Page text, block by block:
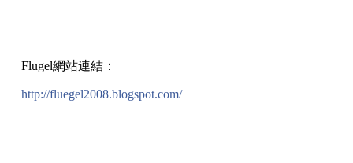
Flugel網站連結：
http://fluegel2008.blogspot.com/